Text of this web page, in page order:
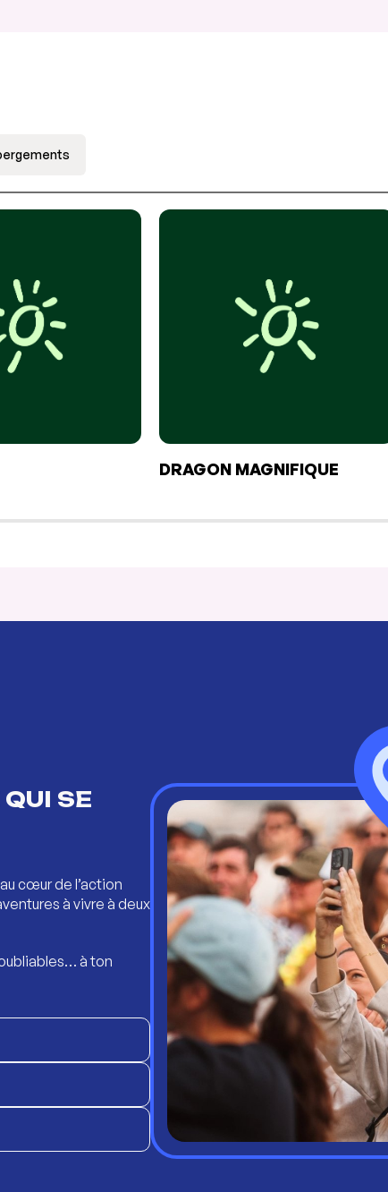
DRAGON MAGNIFIQUE
SE
cœur de l’action
à vivre à deux
à ton